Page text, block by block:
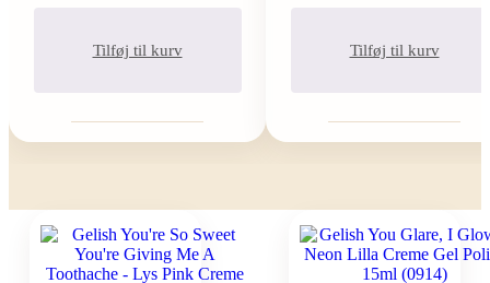
Tilføj til kurv Tilføj til kurv